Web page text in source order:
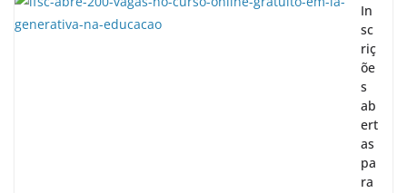
In
sc
riç
õe
s
ab
ert
as
pa
ra